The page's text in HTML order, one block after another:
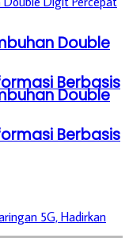
Double
Berbasis
Double
Berbasis